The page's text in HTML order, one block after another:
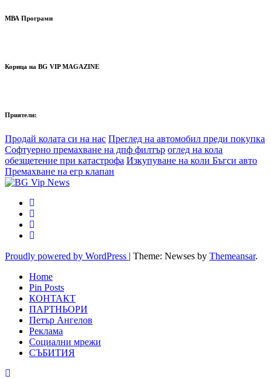
МВА Програми
Корица на BG VIP MAGAZINE
Приятели:
Продай колата си на нас Преглед на автомобил преди покупка
Софтуерно премахване на дпф филтър оглед на кола
обезщетение при катастрофа Изкупуване на коли Бъгси авто
Премахване на егр клапан
Proudly powered by WordPress | Theme: Newses by Themeansar.
Home
Pin Posts
КОНТАКТ
ПАРТНЬОРИ
Петър Ангелов
Реклама
Социални мрежи
СЪБИТИЯ